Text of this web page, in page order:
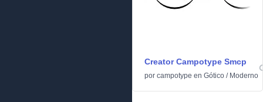
Creator Campotype Smcp
por campotype en Gótico / Moderno